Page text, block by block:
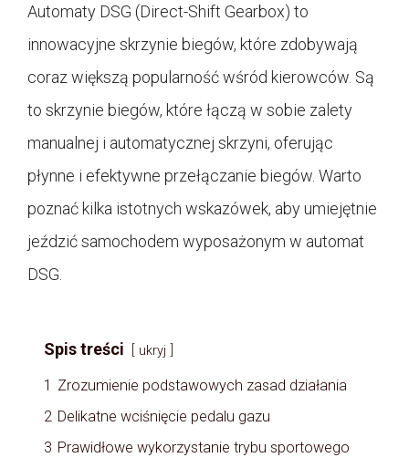
Automaty DSG (Direct-Shift Gearbox) to
innowacyjne skrzynie biegów, które zdobywają
coraz większą popularność wśród kierowców. Są
to skrzynie biegów, które łączą w sobie zalety
manualnej i automatycznej skrzyni, oferując
płynne i efektywne przełączanie biegów. Warto
poznać kilka istotnych wskazówek, aby umiejętnie
jeździć samochodem wyposażonym w automat
DSG.
Spis treści ukryj
1 Zrozumienie podstawowych zasad działania
2 Delikatne wciśnięcie pedalu gazu
3 Prawidłowe wykorzystanie trybu sportowego